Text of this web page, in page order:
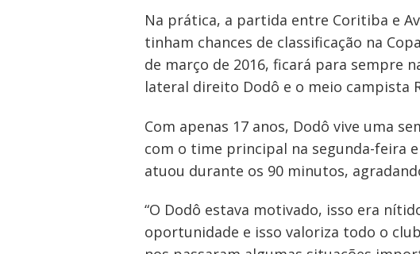
Na prática, a partida entre Coritiba e
tinham chances de classificação na
de março de 2016, ficará para sempre
lateral direito Dodô e o meio campista
Com apenas 17 anos, Dodô vive uma
com o time principal na segunda-feira
atuou durante os 90 minutos,
“O Dodô estava motivado, isso era
oportunidade e isso valoriza todo o